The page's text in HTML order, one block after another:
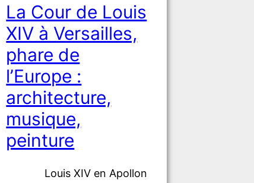
La Cour de Louis
XIV à Versailles,
phare de
l’Europe :
architecture,
musique,
peinture
Louis XIV en Apollon